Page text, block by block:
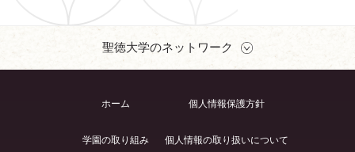
聖徳大学のネットワーク
ホーム
学園の取り組み
個人情報保護方針
個人情報の取り扱いについて